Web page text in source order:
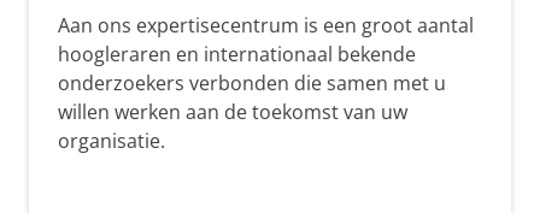
Aan ons expertisecentrum is een groot aantal
hoogleraren en internationaal bekende
onderzoekers verbonden die samen met u
willen werken aan de toekomst van uw
organisatie.